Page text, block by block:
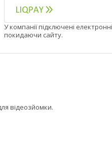
У компанії підключені
покидаючи сайту.
відеозйомки.